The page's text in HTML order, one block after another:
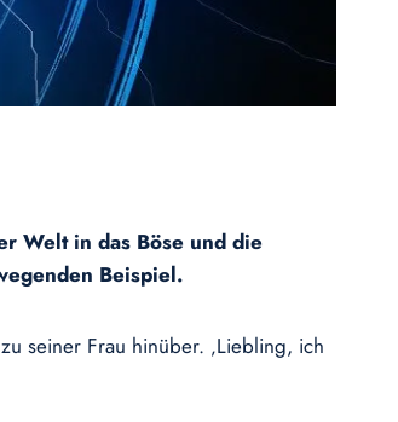
Welt in das Böse und die
Beispiel.
seiner Frau hinüber. ‚Liebling, ich